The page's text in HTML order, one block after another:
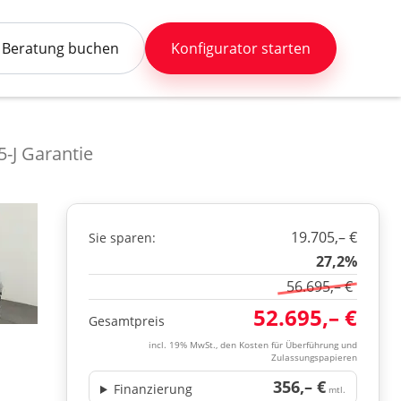
Beratung buchen Konfigurator starten
J Garantie
Sie sparen:
19.705,– €
27,2%
56.695,– €
Gesamtpreis 52.695,– €
incl. 19% MwSt., den Kosten für Überführung und
Zulassungspapieren
356,– € mtl.
Finanzierung